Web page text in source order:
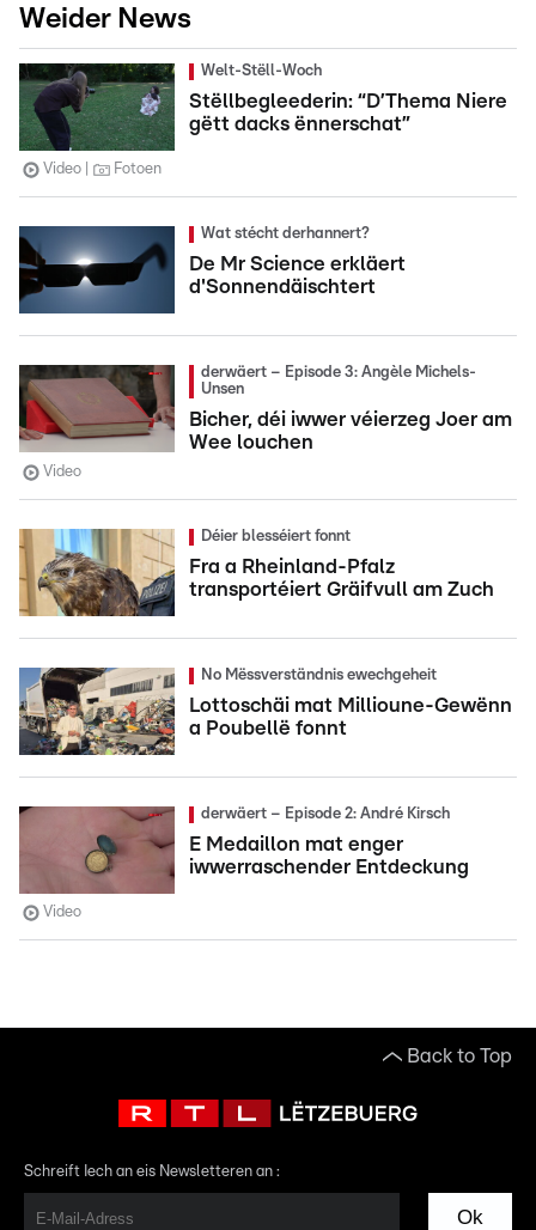
Weider News
Welt-Stëll-Woch
Stëllbegleederin: “D’Thema Niere
gëtt dacks ënnerschat”
Video Fotoen
Wat stécht derhannert?
De Mr Science erkläert
d'Sonnendäischtert
derwäert – Episode 3: Angèle Michels-
Unsen
Bicher, déi iwwer véierzeg Joer am
Wee louchen
Video
Déier blesséiert fonnt
Fra a Rheinland-Pfalz
transportéiert Gräifvull am Zuch
No Mëssverständnis ewechgeheit
Lottoschäi mat Millioune-Gewënn
a Poubellë fonnt
derwäert – Episode 2: André Kirsch
E Medaillon mat enger
iwwerraschender Entdeckung
Video
Back to Top
Schreift Iech an eis Newsletteren an :
Ok